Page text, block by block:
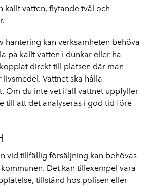
kallt vatten, flytande tvål och
hantering kan verksamheten behöva
på kallt vatten i dunkar eller ha
direkt till platsen där man
Vattnet ska hålla
Om du inte vet ifall vattnet uppfyller
till att det analyseras i god tid före
vid tillfällig försäljning kan behövas
Det kan tillexempel vara
tillstånd hos polisen eller